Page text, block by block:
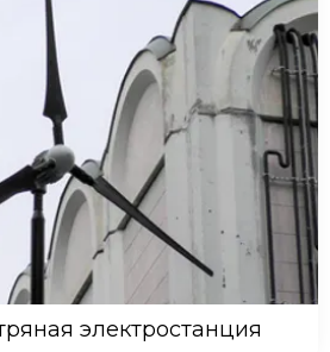
электростанция